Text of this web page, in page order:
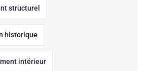
structurel
historique
intérieur